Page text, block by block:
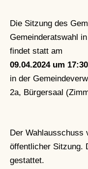
Die Sitzung des
Gemeinderatswahl
findet statt am
09.04.2024 um
in der
2a, Bürgersaal
Der Wahlausschuss
öffentlicher Sitzung.
gestattet.